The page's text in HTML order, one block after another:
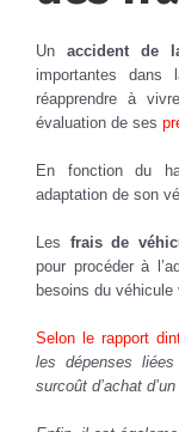
Un accident de
importantes dans
réapprendre à
évaluation de ses
En fonction du
adaptation de son
Les frais de
pour procéder à
besoins du véhicule
Selon le rapport
les dépenses
surcoût d’achat